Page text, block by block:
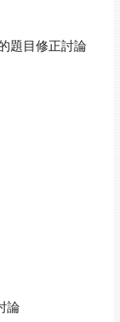
題目修正討論
論